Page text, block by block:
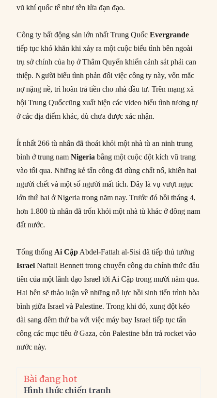
vũ khí quốc tế như tên lửa đạn đạo.
Công ty bất động sản lớn nhất Trung QuốcEvergrande
tiếp tục khó khăn khi xảy ra một cuộc biểu tình bên ngoài
trụ sở chính của họ ở Thâm Quyến khiến cảnh sát phải can
thiệp. Người biểu tình phản đối việc công ty này, vốn mắc
nợ nặng nề, trì hoãn trả tiền cho nhà đầu tư. Trên mạng xã
hội Trung Quốccũng xuất hiện các video biểu tình tương tự
ở các địa điểm khác, dù chưa được xác nhận.
Ít nhất 266 tù nhân đã thoát khỏi một nhà tù an ninh trung
bình ở trung namNigeria bằng một cuộc đột kích vũ trang
vào tối qua. Những kẻ tấn công đã dùng chất nổ, khiến hai
người chết và một số người mất tích. Đây là vụ vượt ngục
lớn thứ hai ở Nigeria trong năm nay. Trước đó hồi tháng 4,
hơn 1.800 tù nhân đã trốn khỏi một nhà tù khác ở đông nam
đất nước.
Tổng thống Ai Cập Abdel-Fattah al-Sisi đã tiếp thủ tướng
Israel Naftali Bennett trong chuyến công du chính thức đầu
tiên của một lãnh đạo Israel tới Ai Cập trong mười năm qua.
Hai bên sẽ thảo luận về những nỗ lực hồi sinh tiến trình hòa
bình giữa Israel và Palestine. Trong khi đó, xung đột kéo
dài sang đêm thứ ba với việc máy bay Israel tiếp tục tấn
công các mục tiêu ở Gaza, còn Palestine bắn trả rocket vào
nước này.
Bài đang hot
Hình thức chiến tranh